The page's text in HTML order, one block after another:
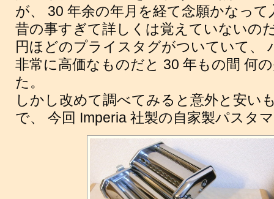
が、 30 年余の年月を経て念願かなっ
昔の事すぎて詳しくは覚えていないの
円ほどのプライスタグがついていて、
非常に高価なものだと 30 年もの間 何
た。
しかし改めて調べてみると意外と安い
で、 今回 Imperia 社製の自家製パスタ